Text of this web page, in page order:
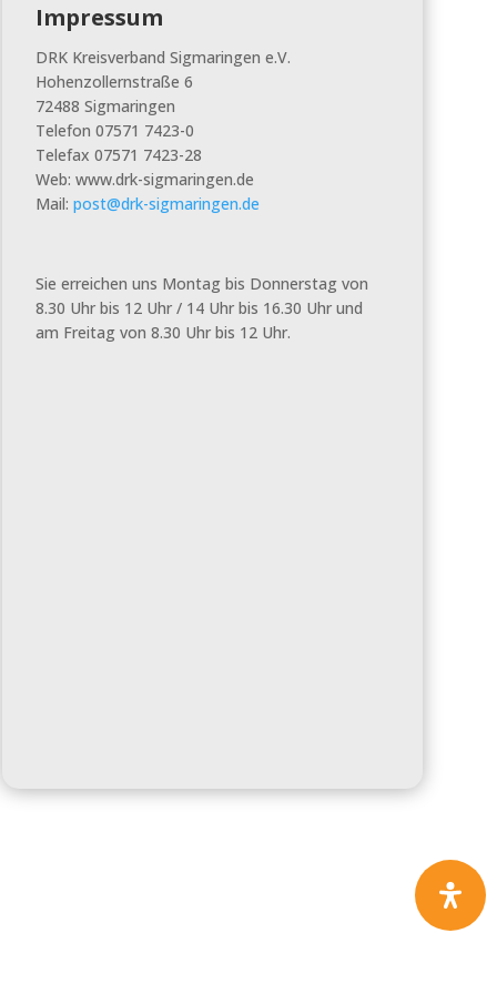
Impressum
DRK Kreisverband Sigmaringen e.V.
Hohenzollernstraße 6
72488 Sigmaringen
Telefon 07571 7423-0
Telefax 07571 7423-28
Web: www.drk-sigmaringen.de
Mail: post@drk-sigmaringen.de
Sie erreichen uns Montag bis Donnerstag von
8.30 Uhr bis 12 Uhr / 14 Uhr bis 16.30 Uhr und
am Freitag von 8.30 Uhr bis 12 Uhr.